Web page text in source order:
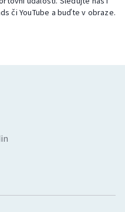
či YouTube a buďte v obraze.